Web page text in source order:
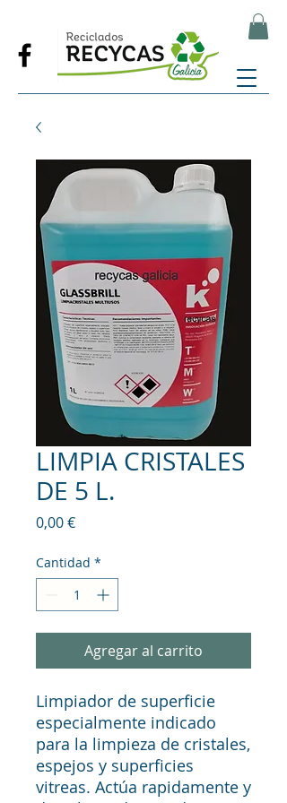
LIMPIA CRISTALES
DE 5 L.
0,00 €Precio
Cantidad *
Agregar al carrito
Limpiador de superficie
especialmente indicado
para la limpieza de cristales,
espejos y superficies
vitreas. Actúa rapidamente y